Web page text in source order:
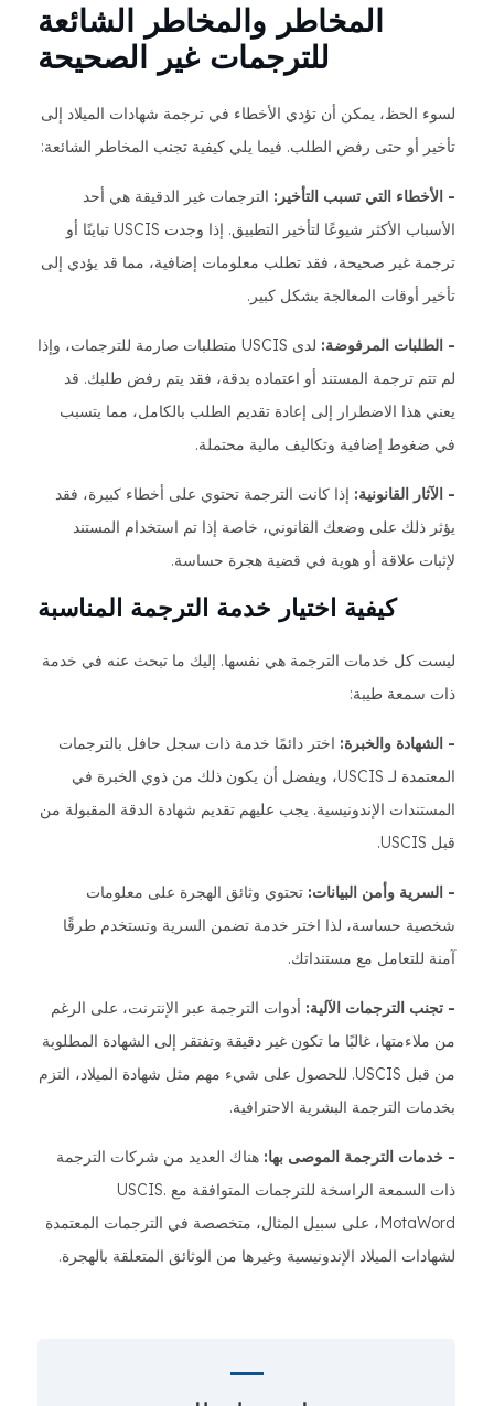
المخاطر والمخاطر الشائعة
للترجمات غير الصحيحة
لسوء الحظ، يمكن أن تؤدي الأخطاء في ترجمة شهادات الميلاد إلى
تأخير أو حتى رفض الطلب. فيما يلي كيفية تجنب المخاطر الشائعة:
- الأخطاء التي تسبب التأخير: الترجمات غير الدقيقة هي أحد
الأسباب الأكثر شيوعًا لتأخير التطبيق. إذا وجدت USCIS تباينًا أو
ترجمة غير صحيحة، فقد تطلب معلومات إضافية، مما قد يؤدي إلى
تأخير أوقات المعالجة بشكل كبير.
- الطلبات المرفوضة:
لدى USCIS متطلبات صارمة للترجمات، وإذا
لم تتم ترجمة المستند أو اعتماده بدقة، فقد يتم رفض طلبك. قد
يعني هذا الاضطرار إلى إعادة تقديم الطلب بالكامل، مما يتسبب
في ضغوط إضافية وتكاليف مالية محتملة.
- الآثار القانونية: إذا كانت الترجمة تحتوي على أخطاء كبيرة، فقد
يؤثر ذلك على وضعك القانوني، خاصة إذا تم استخدام المستند
لإثبات علاقة أو هوية في قضية هجرة حساسة.
كيفية اختيار خدمة الترجمة المناسبة
ليست كل خدمات الترجمة هي نفسها. إليك ما تبحث عنه في خدمة
ذات سمعة طيبة:
- الشهادة والخبرة: اختر دائمًا خدمة ذات سجل حافل بالترجمات
المعتمدة لـ USCIS، ويفضل أن يكون ذلك من ذوي الخبرة في
المستندات الإندونيسية. يجب عليهم تقديم شهادة الدقة المقبولة من
قبل USCIS.
- السرية وأمن البيانات: تحتوي وثائق الهجرة على معلومات
شخصية حساسة، لذا اختر خدمة تضمن السرية وتستخدم طرقًا
آمنة للتعامل مع مستنداتك.
- تجنب الترجمات الآلية: أدوات الترجمة عبر الإنترنت، على الرغم
من ملاءمتها، غالبًا ما تكون غير دقيقة وتفتقر إلى الشهادة المطلوبة
من قبل USCIS. للحصول على شيء مهم مثل شهادة الميلاد، التزم
بخدمات الترجمة البشرية الاحترافية.
- خدمات الترجمة الموصى بها: هناك العديد من شركات الترجمة
ذات السمعة الراسخة للترجمات المتوافقة مع USCIS.
MotaWord، على سبيل المثال، متخصصة في الترجمات المعتمدة
لشهادات الميلاد الإندونيسية وغيرها من الوثائق المتعلقة بالهجرة.